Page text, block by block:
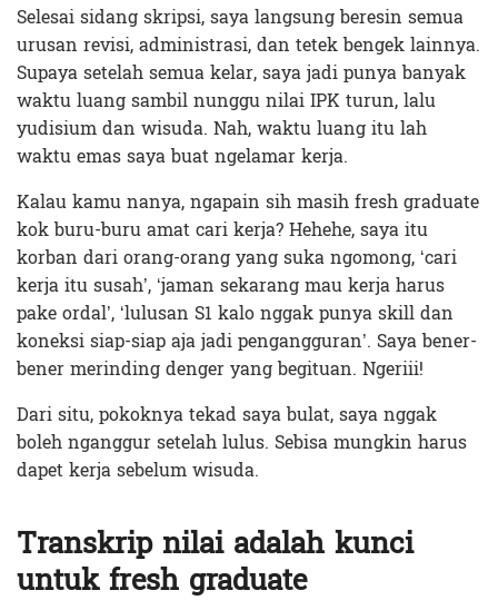
Selesai sidang skripsi, saya langsung beresin semua
urusan revisi, administrasi, dan tetek bengek lainnya.
Supaya setelah semua kelar, saya jadi punya banyak
waktu luang sambil nunggu nilai IPK turun, lalu
yudisium dan wisuda. Nah, waktu luang itu lah
waktu emas saya buat ngelamar kerja.
Kalau kamu nanya, ngapain sih masih fresh graduate
kok buru-buru amat cari kerja? Hehehe, saya itu
korban dari orang-orang yang suka ngomong, ‘cari
kerja itu susah’, ‘jaman sekarang mau kerja harus
pake ordal’, ‘lulusan S1 kalo nggak punya skill dan
koneksi siap-siap aja jadi pengangguran’. Saya bener-
bener merinding denger yang begituan. Ngeriii!
Dari situ, pokoknya tekad saya bulat, saya nggak
boleh nganggur setelah lulus. Sebisa mungkin harus
dapet kerja sebelum wisuda.
Transkrip nilai adalah kunci
untuk fresh graduate